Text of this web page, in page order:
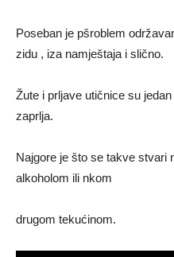
Poseban je pšroblem
zidu , iza namještaja i slično.
Žute i prljave utičnice su
zaprlja.
Najgore je što se takve stvari
alkoholom ili nkom
drugom tekućinom.